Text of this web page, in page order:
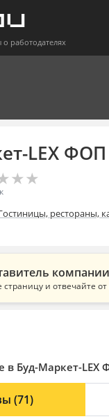
о работодателях
LEX
★
★★
★
рестораны,
страницу и отвечайте
в Буд-Маркет-LEX
(71)